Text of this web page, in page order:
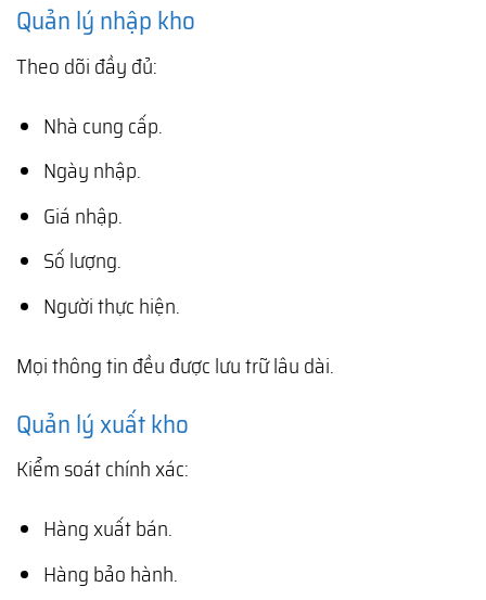
Quản lý nhập kho
Theo dõi đầy đủ:
Nhà cung cấp.
Ngày nhập.
Giá nhập.
Số lượng.
Người thực hiện.
Mọi thông tin đều được lưu trữ lâu dài.
Quản lý xuất kho
Kiểm soát chính xác:
Hàng xuất bán.
Hàng bảo hành.